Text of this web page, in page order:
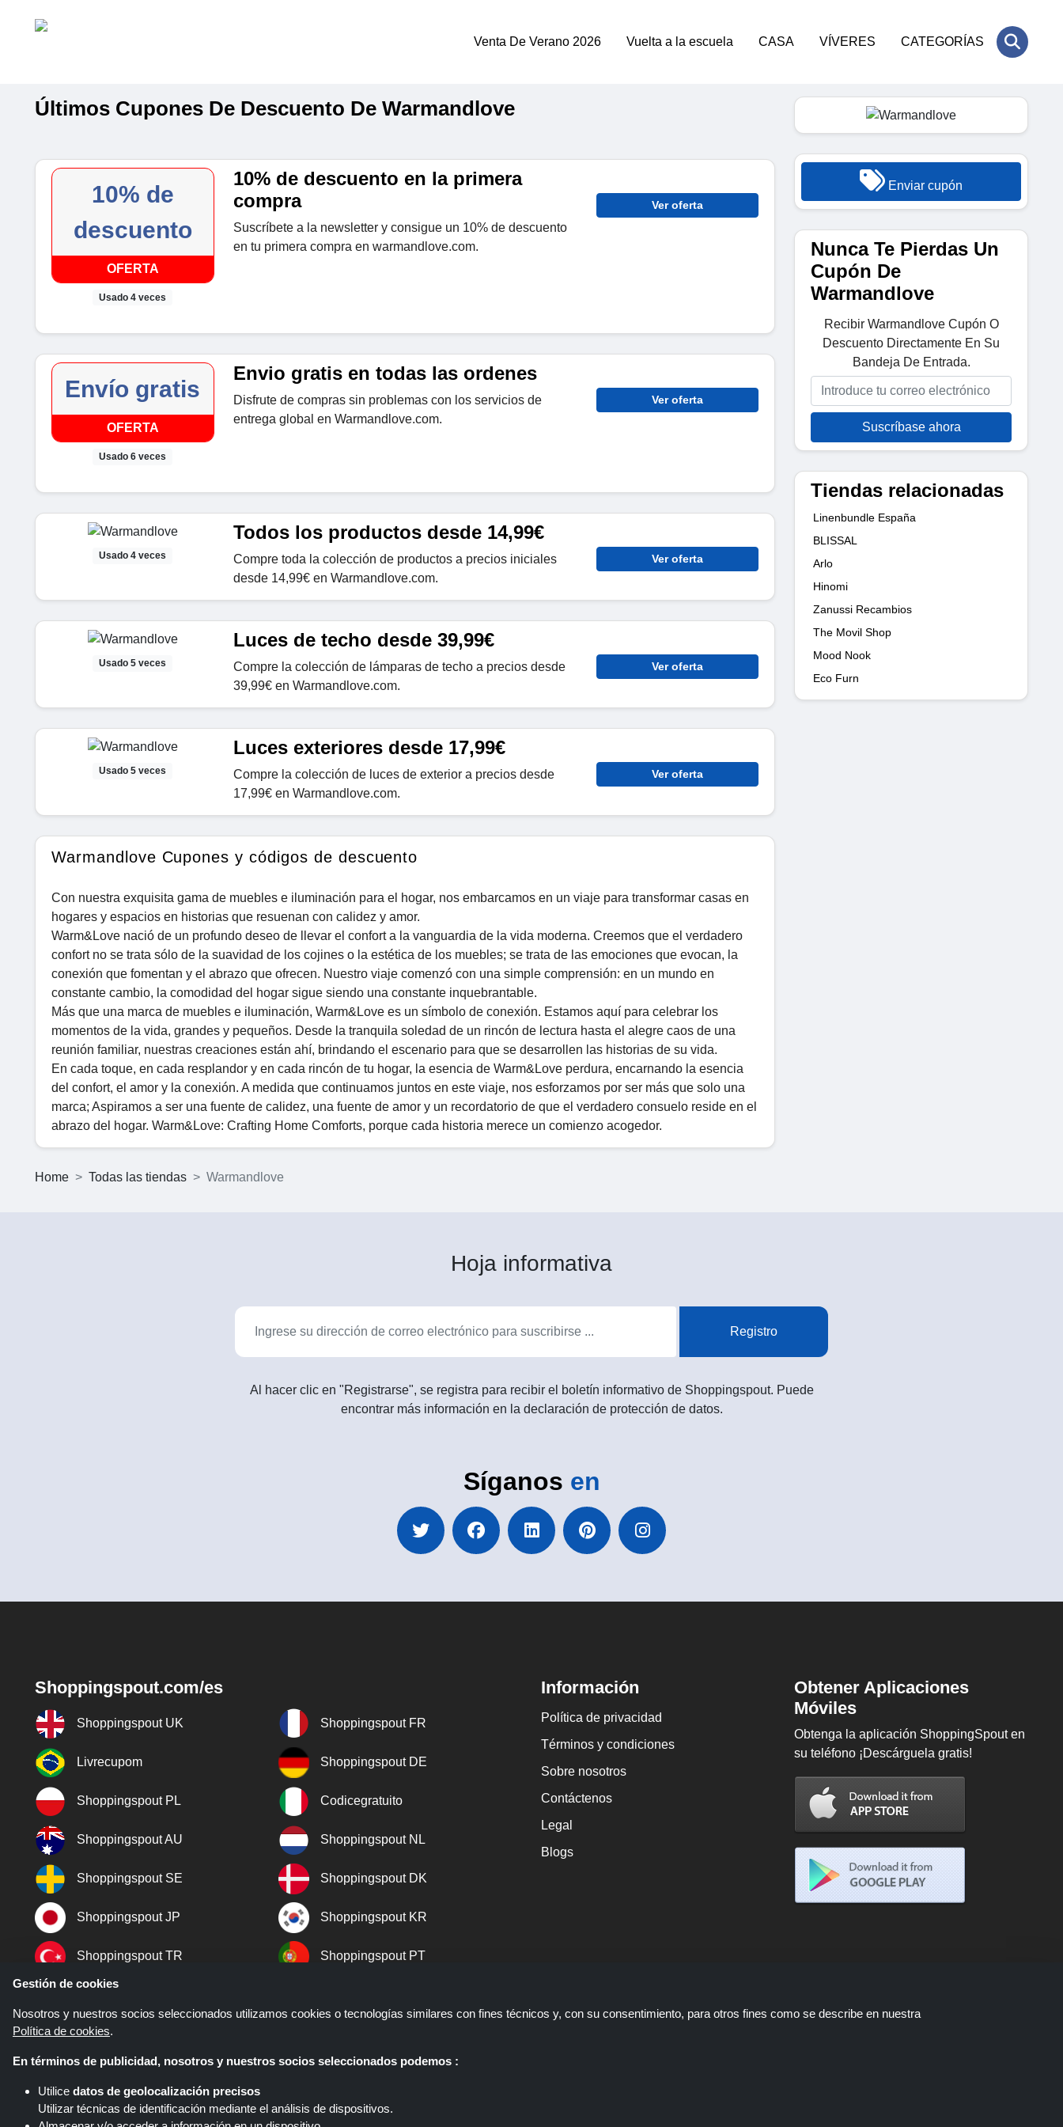
Venta De Verano 2026 Vuelta a la escuela CASA VÍVERES CATEGORÍAS
Últimos Cupones De Descuento De Warmandlove
10% de
descuento
OFERTA
Usado 4 veces
10% de descuento en la primera
compra
Suscríbete a la newsletter y consigue un 10% de descuento
en tu primera compra en warmandlove.com.
Ver oferta
Envío gratis
OFERTA
Usado 6 veces
Envio gratis en todas las ordenes
Disfrute de compras sin problemas con los servicios de
entrega global en Warmandlove.com.
Ver oferta
Usado 4 veces
Todos los productos desde 14,99€
Compre toda la colección de productos a precios iniciales
desde 14,99€ en Warmandlove.com.
Ver oferta
Usado 5 veces
Luces de techo desde 39,99€
Compre la colección de lámparas de techo a precios desde
39,99€ en Warmandlove.com.
Ver oferta
Usado 5 veces
Luces exteriores desde 17,99€
Compre la colección de luces de exterior a precios desde
17,99€ en Warmandlove.com.
Ver oferta
Warmandlove Cupones y códigos de descuento
Con nuestra exquisita gama de muebles e iluminación para el hogar, nos embarcamos en un viaje para transformar casas en
hogares y espacios en historias que resuenan con calidez y amor.
Warm&Love nació de un profundo deseo de llevar el confort a la vanguardia de la vida moderna. Creemos que el verdadero
confort no se trata sólo de la suavidad de los cojines o la estética de los muebles; se trata de las emociones que evocan, la
conexión que fomentan y el abrazo que ofrecen. Nuestro viaje comenzó con una simple comprensión: en un mundo en
constante cambio, la comodidad del hogar sigue siendo una constante inquebrantable.
Más que una marca de muebles e iluminación, Warm&Love es un símbolo de conexión. Estamos aquí para celebrar los
momentos de la vida, grandes y pequeños. Desde la tranquila soledad de un rincón de lectura hasta el alegre caos de una
reunión familiar, nuestras creaciones están ahí, brindando el escenario para que se desarrollen las historias de su vida.
En cada toque, en cada resplandor y en cada rincón de tu hogar, la esencia de Warm&Love perdura, encarnando la esencia
del confort, el amor y la conexión. A medida que continuamos juntos en este viaje, nos esforzamos por ser más que solo una
marca; Aspiramos a ser una fuente de calidez, una fuente de amor y un recordatorio de que el verdadero consuelo reside en el
abrazo del hogar. Warm&Love: Crafting Home Comforts, porque cada historia merece un comienzo acogedor.
Enviar cupón
Nunca Te Pierdas Un
Cupón De
Warmandlove
Recibir Warmandlove Cupón O
Descuento Directamente En Su
Bandeja De Entrada.
Suscríbase ahora
Tiendas relacionadas
Linenbundle España
BLISSAL
Arlo
Hinomi
Zanussi Recambios
The Movil Shop
Mood Nook
Eco Furn
Home Todas las tiendas Warmandlove
Hoja informativa
Registro
Al hacer clic en "Registrarse", se registra para recibir el boletín informativo de Shoppingspout. Puede
encontrar más información en la declaración de protección de datos.
Síganos en
Shoppingspout.com/es
Shoppingspout UK Shoppingspout FR
Livrecupom Shoppingspout DE
Shoppingspout PL Codicegratuito
Shoppingspout AU Shoppingspout NL
Shoppingspout SE Shoppingspout DK
Shoppingspout JP Shoppingspout KR
Shoppingspout TR Shoppingspout PT
Información
Política de privacidad
Términos y condiciones
Sobre nosotros
Contáctenos
Legal
Blogs
Obtener Aplicaciones
Móviles
Obtenga la aplicación ShoppingSpout en
su teléfono ¡Descárguela gratis!
Gestión de cookies
Nosotros y nuestros socios seleccionados utilizamos cookies o tecnologías similares con fines técnicos y, con su consentimiento, para otros fines como se describe en nuestra
Política de cookies.
En términos de publicidad, nosotros y nuestros socios seleccionados podemos :
Utilice datos de geolocalización precisos
Utilizar técnicas de identificación mediante el análisis de dispositivos.